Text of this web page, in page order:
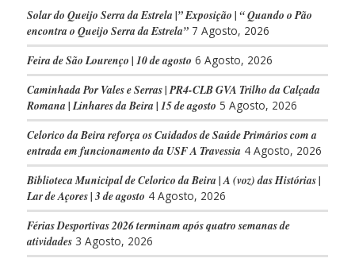
Solar do Queijo Serra da Estrela |” Exposição | “ Quando o Pão
encontra o Queijo Serra da Estrela” 7 Agosto, 2026
Feira de São Lourenço | 10 de agosto 6 Agosto, 2026
Caminhada Por Vales e Serras | PR4-CLB GVA Trilho da Calçada
Romana | Linhares da Beira | 15 de agosto 5 Agosto, 2026
Celorico da Beira reforça os Cuidados de Saúde Primários com a
entrada em funcionamento da USF A Travessia 4 Agosto, 2026
Biblioteca Municipal de Celorico da Beira | A (voz) das Histórias |
Lar de Açores | 3 de agosto 4 Agosto, 2026
Férias Desportivas 2026 terminam após quatro semanas de
atividades 3 Agosto, 2026